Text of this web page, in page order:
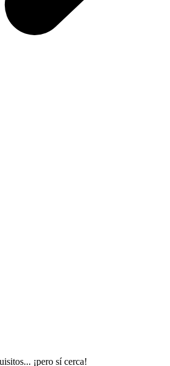
¡pero sí cerca!